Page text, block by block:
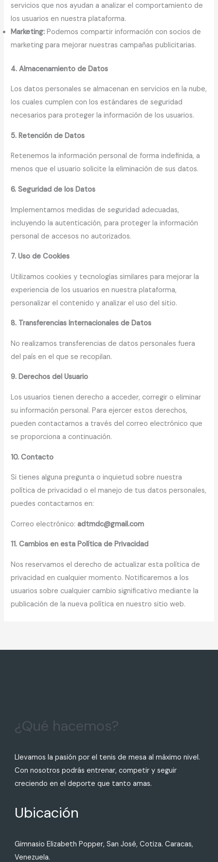
servicios que nos ayudan a analizar el comportamiento de
los usuarios en nuestra plataforma.
Marketing: Podemos compartir información con socios de
marketing para mejorar nuestras campañas publicitarias.
4. Almacenamiento de Datos
Los datos personales se almacenan en servicios en la nube,
los cuales cumplen con los estándares de seguridad
necesarios para proteger la información de los usuarios.
5. Retención de Datos
Retenemos la información personal de forma indefinida, a
menos que el usuario solicite la eliminación de sus datos.
6. Seguridad de los Datos
Implementamos medidas de seguridad adecuadas,
incluyendo la autenticación, para proteger la información
personal de accesos no autorizados.
7. Uso de Cookies
Utilizamos cookies y tecnologías similares para mejorar la
experiencia de los usuarios en nuestra plataforma,
personalizar el contenido y analizar el uso del sitio.
8. Transferencias Internacionales de Datos
No realizamos transferencias de datos personales fuera
del país en el que se recopilan.
9. Derechos del Usuario
Los usuarios tienen derecho a acceder, corregir o eliminar
su información personal. Para ejercer estos derechos,
pueden contactarnos a través del correo electrónico que
se proporciona a continuación.
10. Contacto
Si tienes alguna pregunta o inquietud sobre nuestra
política de privacidad o el manejo de tus datos personales,
puedes contactarnos en:
Correo electrónico:adtmdc@gmail.com
11. Cambios en esta Política de Privacidad
Nos reservamos el derecho de actualizar esta política de
privacidad en cualquier momento. Notificaremos a los
usuarios sobre cualquier cambio significativo mediante la
publicación de la nueva política en nuestro sitio web.
¿Qué hacemos?
Llevamos la pasión por el tenis de mesa al máximo nivel.
Con nosotros podrás entrenar, competir y seguir
creciendo en el deporte que tanto amas.
Ubicación
Gimnasio Elizabeth Popper, San José, Cotiza. Caracas,
Venezuela.